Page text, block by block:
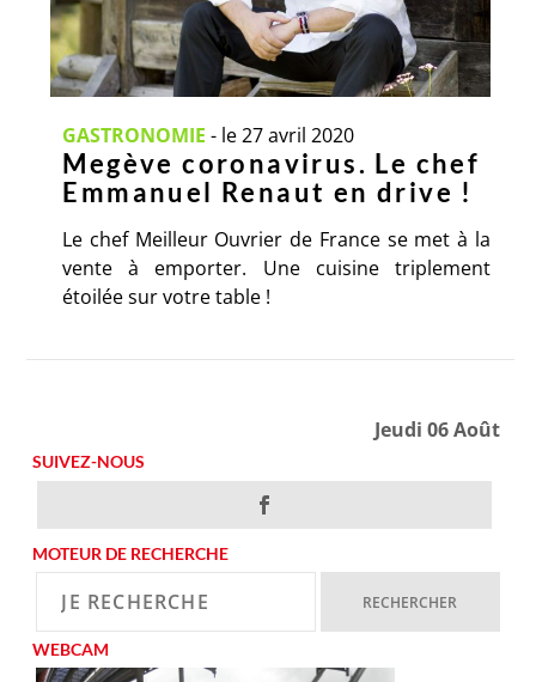
GASTRONOMIE - le 27 avril 2020
Megève coronavirus. Le chef
Emmanuel Renaut en drive !
Le chef Meilleur Ouvrier de France se met à la
vente à emporter. Une cuisine triplement
étoilée sur votre table !
Jeudi 06 Août
SUIVEZ-NOUS
MOTEUR DE RECHERCHE
WEBCAM